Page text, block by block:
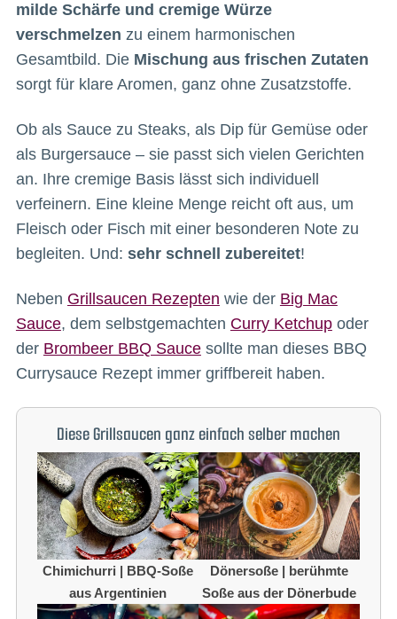
milde Schärfe und cremige Würze
verschmelzen zu einem harmonischen
Gesamtbild. Die Mischung aus frischen Zutaten
sorgt für klare Aromen, ganz ohne Zusatzstoffe.
Ob als Sauce zu Steaks, als Dip für Gemüse oder
als Burgersauce – sie passt sich vielen Gerichten
an. Ihre cremige Basis lässt sich individuell
verfeinern. Eine kleine Menge reicht oft aus, um
Fleisch oder Fisch mit einer besonderen Note zu
begleiten. Und: sehr schnell zubereitet!
Neben Grillsaucen Rezepten wie der Big Mac
Sauce, dem selbstgemachten Curry Ketchupoder
der Brombeer BBQ Saucesollte man dieses BBQ
Currysauce Rezept immer griffbereit haben.
Diese Grillsaucen ganz einfach selber machen
Chimichurri | BBQ-Soße
aus Argentinien
Dönersoße | berühmte
Soße aus der Dönerbude